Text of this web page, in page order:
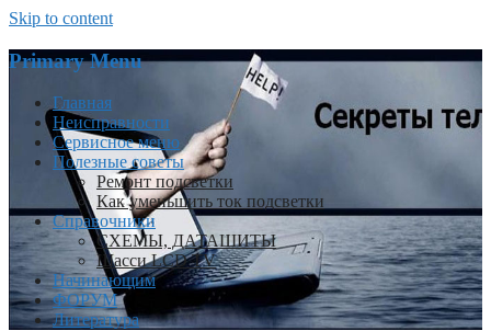
Skip to content
Primary Menu
Главная
Неисправности
Сервисное меню
Полезные советы
Ремонт подсветки
Как уменьшить ток подсветки
Справочники
СХЕМЫ, ДАТАШИТЫ
Шасси LCD TV
Начинающим
ФОРУМ
Литература